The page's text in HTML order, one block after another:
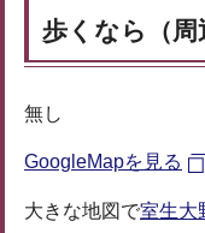
歩くなら（周
無し
GoogleMapを見る
大きな地図で室生大